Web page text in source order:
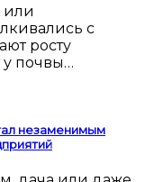
с
росту
у почвы…
незаменимым